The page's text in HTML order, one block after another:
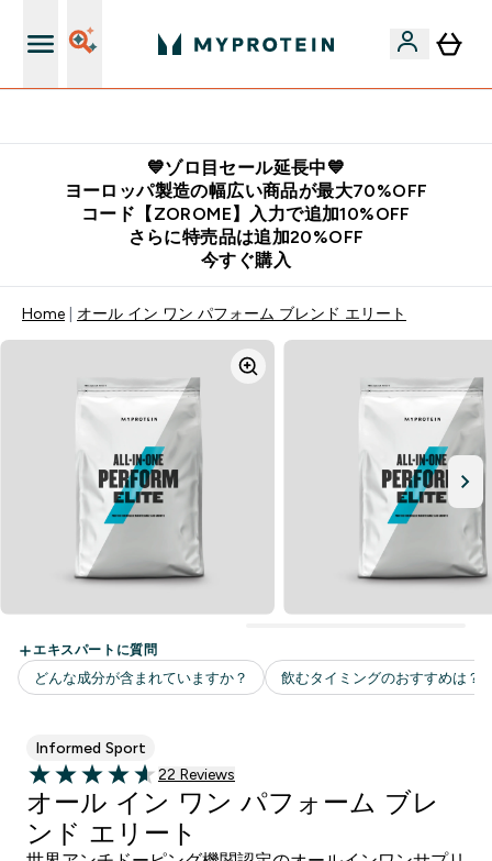
💙ゾロ目セール延長中💙
ヨーロッパ製造の幅広い商品が最大70%OFF
コード【ZOROME】入力で追加10%OFF
さらに特売品は追加20%OFF
今すぐ購入
Home オール イン ワン パフォーム ブレンド エリート
Informed Sport
4.59 out of 5 stars
22 ＋件の口コミ
22 Reviews
オール イン ワン パフォーム ブレ
ンド エリート